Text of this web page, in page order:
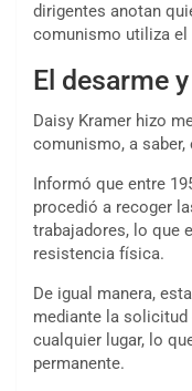
dirigentes anotan
comunismo utiliza
El desarme
Daisy Kramer hizo
comunismo, a
Informó que entre
procedió a recoger
trabajadores, lo que
resistencia física.
De igual manera,
mediante la solicitud
cualquier lugar, lo
permanente.